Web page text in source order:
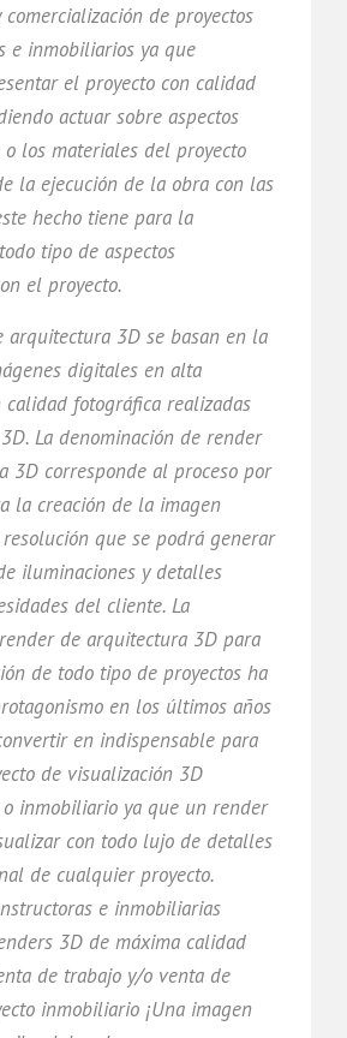
de proyectos
e inmobiliarios ya que
el proyecto con calidad
actuar sobre aspectos
los materiales del proyecto
la ejecución de la obra con las
hecho tiene para la
tipo de aspectos
el proyecto.
arquitectura 3D se basan en la
digitales en alta
calidad fotográfica realizadas
La denominación de render
3D corresponde al proceso por
la creación de la imagen
que se podrá generar
iluminaciones y detalles
del cliente. La
de arquitectura 3D para
de todo tipo de proyectos ha
en los últimos años
en indispensable para
de visualización 3D
inmobiliario ya que un render
con todo lujo de detalles
de cualquier proyecto.
e inmobiliarias
3D de máxima calidad
de trabajo y/o venta de
inmobiliario ¡Una imagen